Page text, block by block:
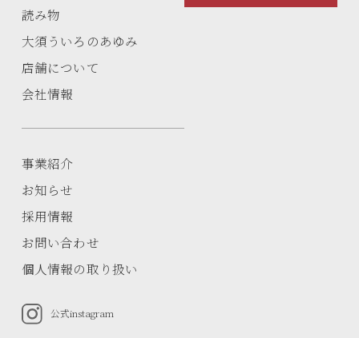
読み物
大須ういろのあゆみ
店舗について
会社情報
事業紹介
お知らせ
採用情報
お問い合わせ
個人情報の取り扱い
公式instagram